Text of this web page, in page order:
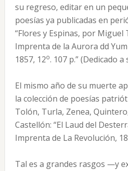
su regreso, editar en un
poesías ya publicadas en
“Flores y Espinas, por Miguel
Imprenta de la Aurora dd
1857, 12o. 107 p.” (Dedicado a
El mismo año de su muerte
la colección de poesías
Tolón, Turla, Zenea,
Castellón: “El Laud del
Imprenta de La Revolución,
Tal es a grandes rasgos —y